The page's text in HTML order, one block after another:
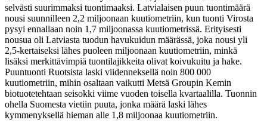
selvästi suurimmaksi tuontimaaksi. Latvialaisen puun tuontimäärä
nousi suunnilleen 2,2 miljoonaan kuutiometriin, kun tuonti Virosta
pysyi ennallaan noin 1,7 miljoonassa kuutiometrissä. Erityisesti
nousua oli Latviasta tuodun havukuidun määrässä, joka nousi yli
2,5-kertaiseksi lähes puoleen miljoonaan kuutiometriin, minkä
lisäksi merkittävimpiä tuontilajikkeita olivat koivukuitu ja hake.
Puuntuonti Ruotsista laski viidenneksellä noin 800 000
kuutiometriin, mihin osaltaan vaikutti Metsä Groupin Kemin
biotuotetehtaan seisokki viime vuoden toisella kvartaalilla. Tuonnin
ohella Suomesta vietiin puuta, jonka määrä laski lähes
kymmenyksellä hieman alle 1,8 miljoonaa kuutiometriin.